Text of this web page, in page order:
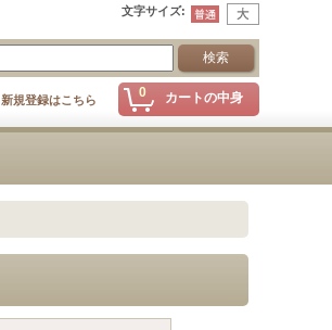
文字サイズ:
0 カートの中身
新規登録はこちら